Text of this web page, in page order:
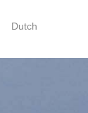
Dutch